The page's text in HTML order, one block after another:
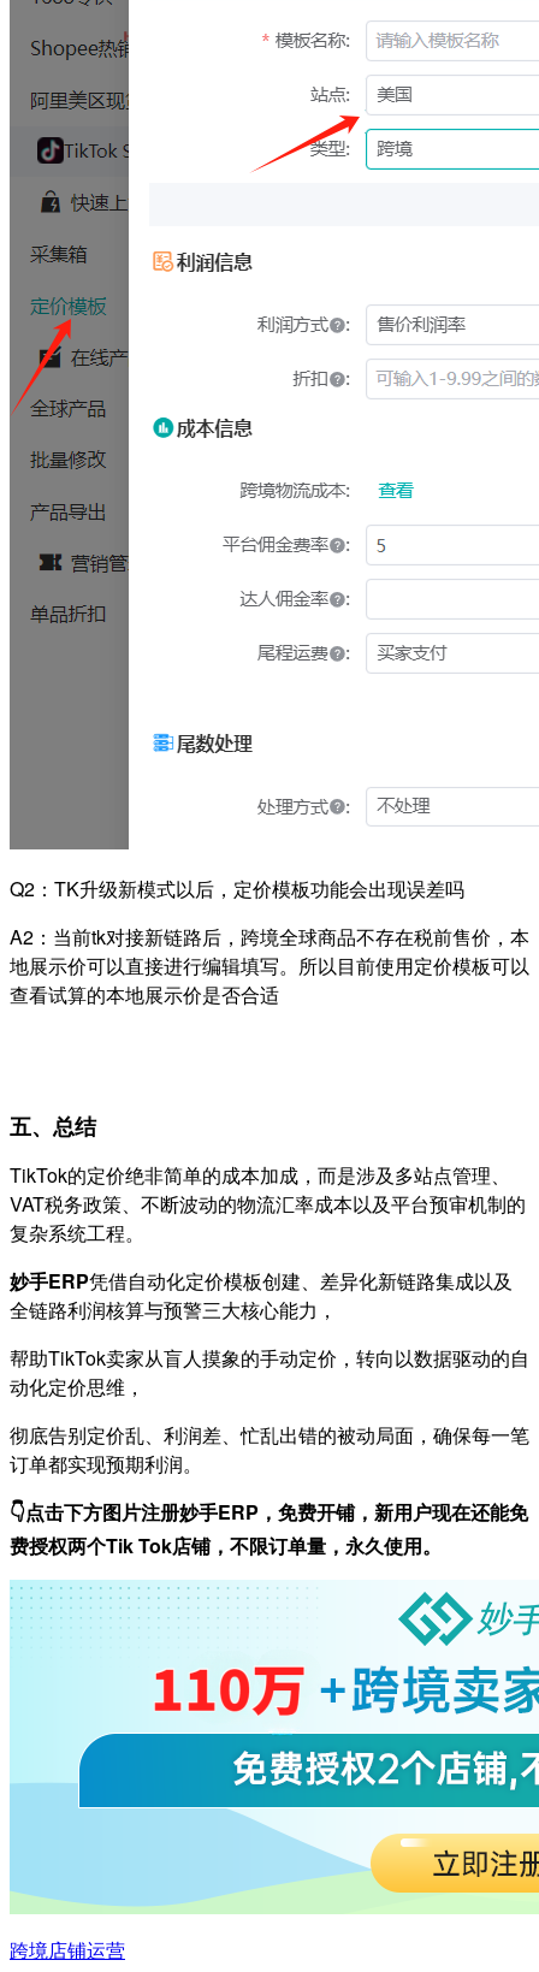
Q2：TK升级新模式以后，定价模板功能会出现误差吗
A2：当前tk对接新链路后，跨境全球商品不存在税前售价，本
地展示价可以直接进行编辑填写。所以目前使用定价模板可以
查看试算的本地展示价是否合适
五、总结
TikTok的定价绝非简单的成本加成，而是涉及多站点管理、
VAT税务政策、不断波动的物流汇率成本以及平台预审机制的
复杂系统工程。
妙手ERP凭借自动化定价模板创建、差异化新链路集成以及
全链路利润核算与预警三大核心能力，
帮助TikTok卖家从盲人摸象的手动定价，转向以数据驱动的自
动化定价思维，
彻底告别定价乱、利润差、忙乱出错的被动局面，确保每一笔
订单都实现预期利润。
👇点击下方图片注册妙手ERP，免费开铺， 新用户现在还能免
费授权两个Tik Tok店铺，不限订单量，永久使用。
跨境店铺运营